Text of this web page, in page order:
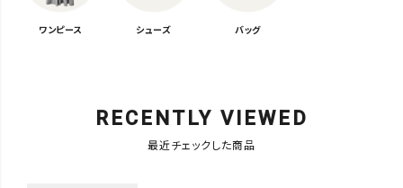
ワンピース シューズ バッグ
RECENTLY VIEWED
最近チェックした商品